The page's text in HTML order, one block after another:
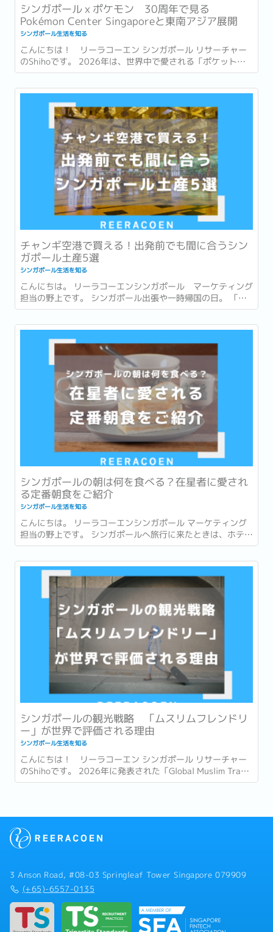
シンガポールｘポケモン 30周年で見る
Pokémon Center Singaporeと東南アジア展開
シンガポール生活を知る
こんにちは！ リーラコーエン シンガポール リサーチャー
のShihoです。 2026年は、世界中で愛される「ポケットモ
ンスター (ポケモン)」が誕生して30周年という節目の年で
まれ、日本を代表するコンテンツの一つとなったポケモ
チャンギ空港で買える！出発前でも間に合うシン
ガポール土産5選
シンガポール生活を知る
こんにちは。 リーラコーエンシンガポール マーケティング
担当の野上です。 シンガポール出張や一時帰国の日。 「最
後まで打合せや商談が入っていて、市内でお土産を買う時間
てお土産が買えなかった…。」 このような経験はありません
シンガポールの朝は何を食べる？在星者に愛され
る定番朝食をご紹介
シンガポール生活を知る
こんにちは。 リーラコーエンシンガポール マーケティング
担当の野上です。 シンガポールへ旅行に来たときは、ホテル
での朝食を楽しんだり、有名店でローカルグルメを味わった
めると、「朝食」は毎日の生活の一部になります。...
シンガポールの観光戦略 「ムスリムフレンドリ
ー」が世界で評価される理由
シンガポール生活を知る
こんにちは！ リーラコーエン シンガポール リサーチャー
のShihoです。 2026年に発表された「Global Muslim Travel
Index 2026」(GMTI) というムスリム (イスラム教を信仰し
3 Anson Road, #08-03 Springleaf Tower Singapore 079909
(+65)-6557-0135